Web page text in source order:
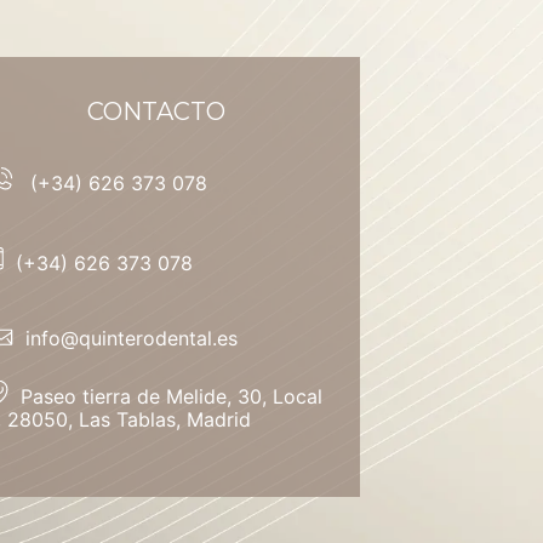
CONTACTO
(+34) 626 373 078
(+34) 626 373 078
info@quinterodental.es
Paseo tierra de Melide, 30, Local
28050, Las Tablas, Madrid